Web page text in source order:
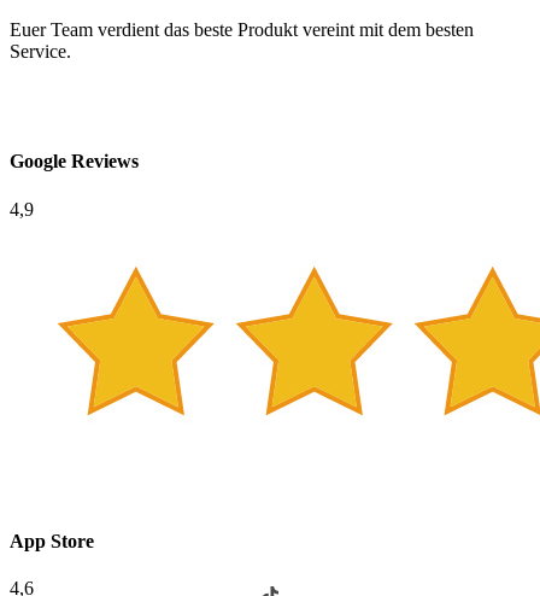
Euer Team verdient das beste Produkt vereint mit dem besten
Service.
Google Reviews
4,9
App Store
4,6